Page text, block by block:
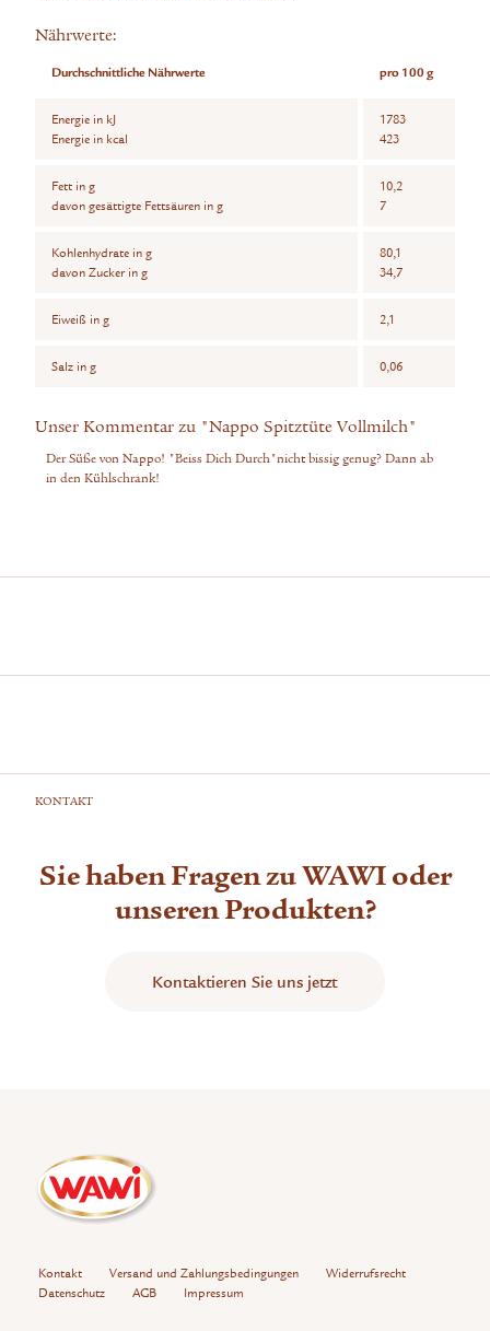
Nährwerte:
Durchschnittliche Nährwerte pro 100 g
Energie in kJ
Energie in kcal
1783
423
Fett in g
davon gesättigte Fettsäuren in g
10,2
7
Kohlenhydrate in g
davon Zucker in g
80,1
34,7
Eiweiß in g 2,1
Salz in g 0,06
Unser Kommentar zu "Nappo Spitztüte Vollmilch"
Der Süße von Nappo! "Beiss Dich Durch"nicht bissig genug? Dann ab
in den Kühlschrank!
KONTAKT
Sie haben Fragen zu WAWI oder
unseren Produkten?
Kontaktieren Sie uns jetzt
Kontakt Versand und Zahlungsbedingungen
Widerrufsrecht
Datenschutz
AGB Impressum